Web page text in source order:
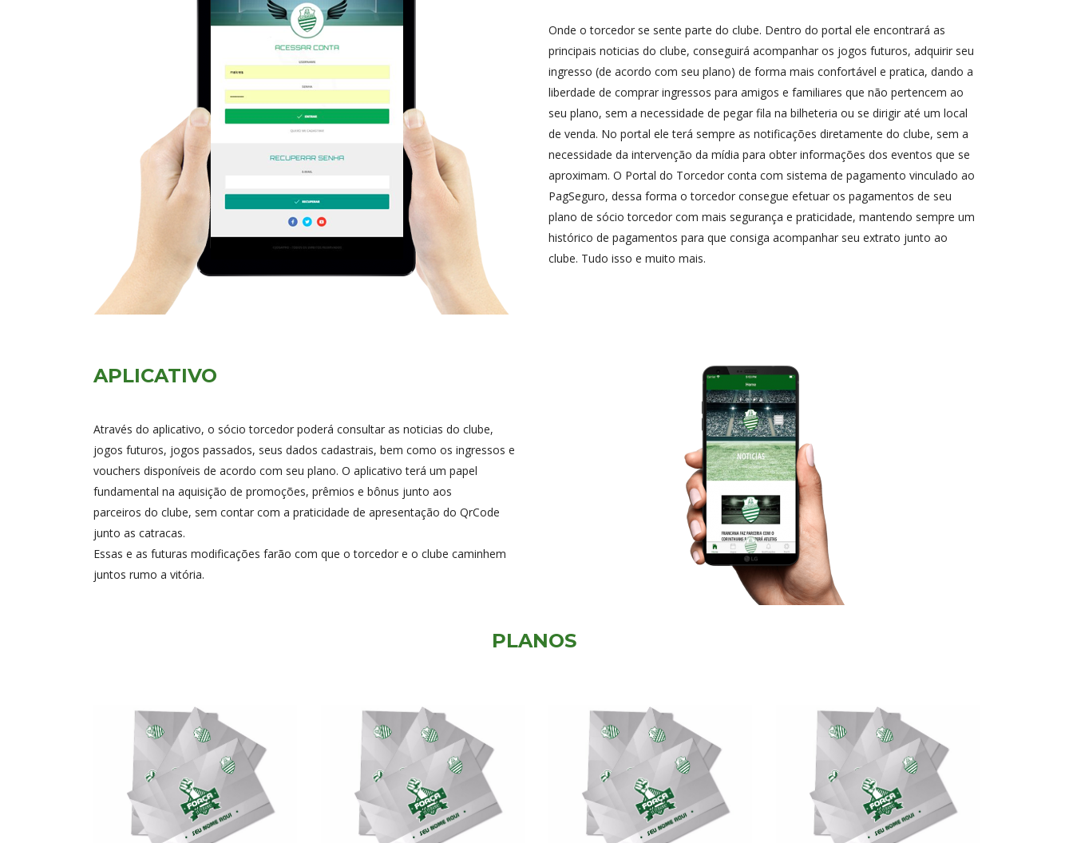
Onde o torcedor se sente parte do clube. Dentro do portal ele encontrará as
principais noticias do clube, conseguirá acompanhar os jogos futuros, adquirir seu
ingresso (de acordo com seu plano) de forma mais confortável e pratica, dando a
liberdade de comprar ingressos para amigos e familiares que não pertencem ao
seu plano, sem a necessidade de pegar fila na bilheteria ou se dirigir até um local
de venda. No portal ele terá sempre as notificações diretamente do clube, sem a
necessidade da intervenção da mídia para obter informações dos eventos que se
aproximam. O Portal do Torcedor conta com sistema de pagamento vinculado ao
PagSeguro, dessa forma o torcedor consegue efetuar os pagamentos de seu
plano de sócio torcedor com mais segurança e praticidade, mantendo sempre um
histórico de pagamentos para que consiga acompanhar seu extrato junto ao
clube. Tudo isso e muito mais.
APLICATIVO
Através do aplicativo, o sócio torcedor poderá consultar as noticias do clube,
jogos futuros, jogos passados, seus dados cadastrais, bem como os ingressos e
vouchers disponíveis de acordo com seu plano. O aplicativo terá um papel
fundamental na aquisição de promoções, prêmios e bônus junto aos
parceiros do clube, sem contar com a praticidade de apresentação do QrCode
junto as catracas.
Essas e as futuras modificações farão com que o torcedor e o clube caminhem
juntos rumo a vitória.
PLANOS